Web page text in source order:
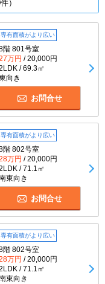
）
専有面積がより広い
階 801号室
万円 / 20,000円
/ 69.3㎡
向き
お問合せ
専有面積がより広い
階 802号室
万円 / 20,000円
/ 71.1㎡
東向き
お問合せ
専有面積がより広い
階 802号室
万円 / 20,000円
/ 71.1㎡
東向き